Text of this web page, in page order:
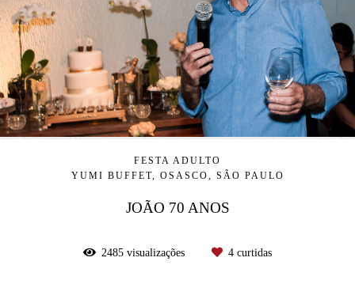
FESTA ADULTO
YUMI BUFFET, OSASCO, SÃO PAULO
JOÃO 70 ANOS
2485 visualizações 4 curtidas